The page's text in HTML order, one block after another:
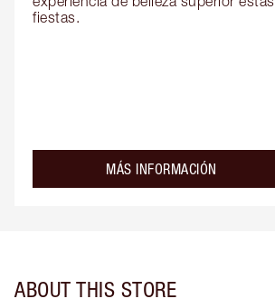
fiestas.
MÁS INFORMACIÓN
ABOUT THIS STORE